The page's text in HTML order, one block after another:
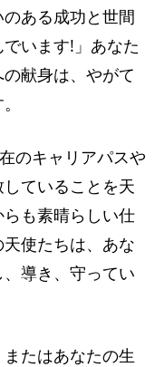
ある成功と世間
います!」あなた
献身は、やがて
のキャリアパスや
ていることを天
も素晴らしい仕
使たちは、あな
導き、守ってい
たはあなたの生